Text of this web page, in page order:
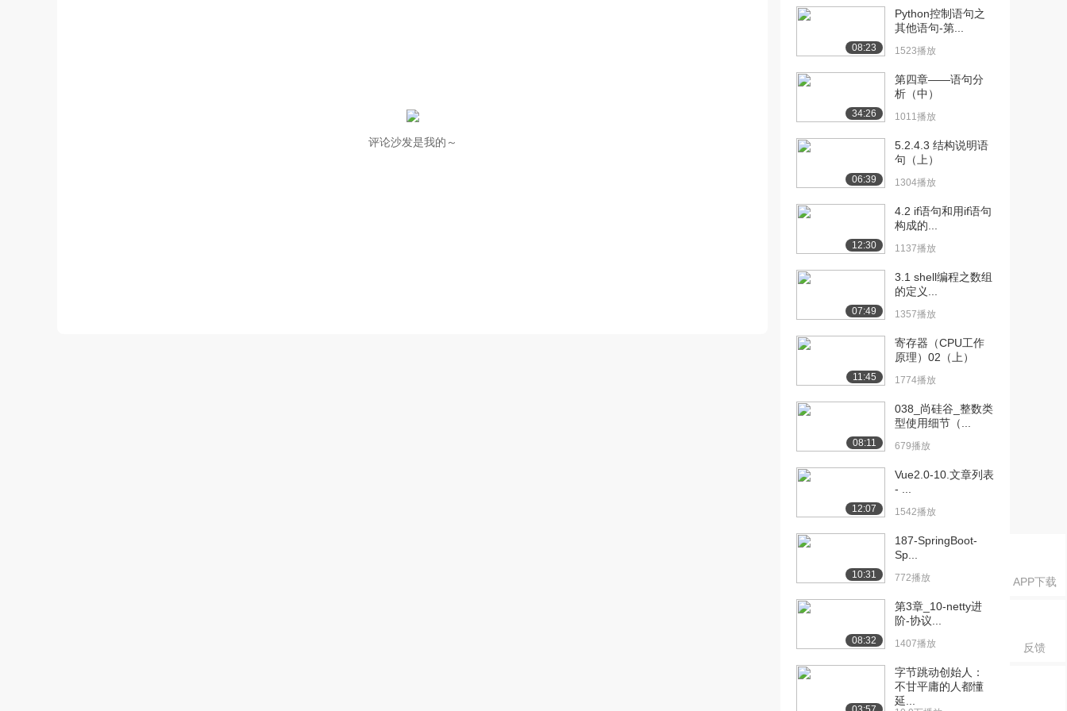
APP下载
反馈
评论沙发是我的～
[10] 预科02：Markdown
语法详解...
1567播放
[11] 预科02：Markdown
语法详解...
1561播放
[12] 预科03：什么是计算
1211播放
05:03
[13] 预科04：硬件及冯诺
07:09
[14] 预科05：软件及软件
04:00
[15] 预科06：Windows常
07:47
[16] 预科07：基本的Dos
07:37
[17] 预科07：基本的Dos
07:40
[18] 预科08：计算机语言
发展史
[19] Java入门01：Java帝
国的诞...
国的诞...
08:23
Python控制语句之
其他语句-第...
1523播放
34:26
第四章——语句分
析（中）
1011播放
06:39
5.2.4.3 结构说明语
句（上）
1304播放
12:30
4.2 if语句和用if语句
构成的...
1137播放
07:49
3.1 shell编程之数组
的定义...
1357播放
11:45
寄存器（CPU工作
原理）02（上）
1774播放
08:11
038_尚硅谷_整数类
型使用细节（...
679播放
12:07
Vue2.0-10.文章列表
- ...
1542播放
10:31
187-SpringBoot-
Sp...
772播放
08:32
第3章_10-netty进
阶-协议...
1407播放
字节跳动创始人：
不甘平庸的人都懂
延...